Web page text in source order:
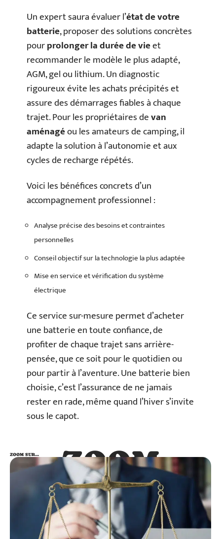
Un expert saura évaluer l’état de votre
batterie, proposer des solutions concrètes
pourprolonger la durée de vieet
recommander le modèle le plus adapté,
AGM, gel ou lithium. Un diagnostic
rigoureux évite les achats précipités et
assure des démarrages fiables à chaque
trajet. Pour les propriétaires devan
aménagéou les amateurs de camping, il
adapte la solution à l’autonomie et aux
cycles de recharge répétés.
Voici les bénéfices concrets d’un
accompagnement professionnel :
Analyse précise des besoins et contraintes
personnelles
Conseil objectif sur la technologie la plus adaptée
Mise en service et vérification du système
électrique
Ce service sur-mesure permet d’acheter
une batterie en toute confiance, de
profiter de chaque trajet sans arrière-
pensée, que ce soit pour le quotidien ou
pour partir à l’aventure. Une batterie bien
choisie, c’est l’assurance de ne jamais
rester en rade, même quand l’hiver s’invite
sous le capot.
ZOOM
SUR…
ZOOM SUR…